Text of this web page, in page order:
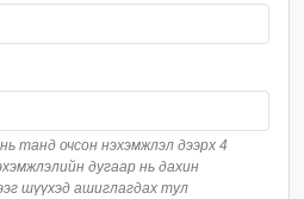
танд очсон нэхэмжлэл дээрх 4
дугаар нь дахин
шүүхэд ашиглагдах тул